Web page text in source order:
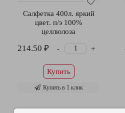
Салфетка 400л. яркий
цвет. п/э 100%
целлюлоза
214.50 ₽ +
-
Купить
Купить в 1 клик